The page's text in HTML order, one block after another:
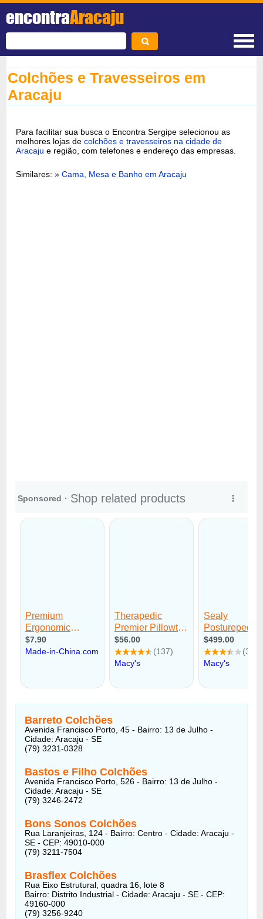
encontraAracaju
Colchões e Travesseiros em
Aracaju
Para facilitar sua busca o Encontra Sergipe selecionou as
melhores lojas decolchões e travesseiros na cidade de
Aracaju e região, com telefones e endereço das empresas.
Similares: »Cama, Mesa e Banho em Aracaju
Barreto Colchões
Avenida Francisco Porto, 45 - Bairro: 13 de Julho -
Cidade: Aracaju - SE
(79) 3231-0328
Bastos e Filho Colchões
Avenida Francisco Porto, 526 - Bairro: 13 de Julho -
Cidade: Aracaju - SE
(79) 3246-2472
Bons Sonos Colchões
Rua Laranjeiras, 124 - Bairro: Centro - Cidade: Aracaju -
SE - CEP: 49010-000
(79) 3211-7504
Brasflex Colchões
Rua Eixo Estrutural, quadra 16, lote 8
Bairro: Distrito Industrial - Cidade: Aracaju - SE - CEP:
49160-000
(79) 3256-9240